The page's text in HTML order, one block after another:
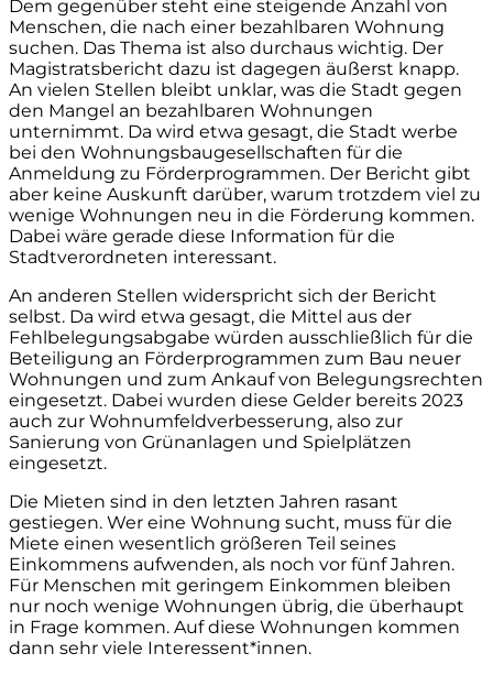
Dem gegenüber steht eine steigende Anzahl von
Menschen, die nach einer bezahlbaren Wohnung
suchen. Das Thema ist also durchaus wichtig. Der
Magistratsbericht dazu ist dagegen äußerst knapp.
An vielen Stellen bleibt unklar, was die Stadt gegen
den Mangel an bezahlbaren Wohnungen
unternimmt. Da wird etwa gesagt, die Stadt werbe
bei den Wohnungsbaugesellschaften für die
Anmeldung zu Förderprogrammen. Der Bericht gibt
aber keine Auskunft darüber, warum trotzdem viel zu
wenige Wohnungen neu in die Förderung kommen.
Dabei wäre gerade diese Information für die
Stadtverordneten interessant.
An anderen Stellen widerspricht sich der Bericht
selbst. Da wird etwa gesagt, die Mittel aus der
Fehlbelegungsabgabe würden ausschließlich für die
Beteiligung an Förderprogrammen zum Bau neuer
Wohnungen und zum Ankauf von Belegungsrechten
eingesetzt. Dabei wurden diese Gelder bereits 2023
auch zur Wohnumfeldverbesserung, also zur
Sanierung von Grünanlagen und Spielplätzen
eingesetzt.
Die Mieten sind in den letzten Jahren rasant
gestiegen. Wer eine Wohnung sucht, muss für die
Miete einen wesentlich größeren Teil seines
Einkommens aufwenden, als noch vor fünf Jahren.
Für Menschen mit geringem Einkommen bleiben
nur noch wenige Wohnungen übrig, die überhaupt
in Frage kommen. Auf diese Wohnungen kommen
dann sehr viele Interessent*innen.